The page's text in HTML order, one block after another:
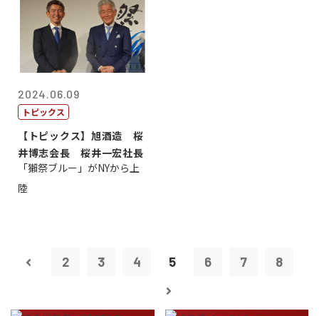
2024.06.09
トピックス
【トピックス】旭酒造 桜
井博志会長 桜井一宏社長
「獺祭ブルー」がNYから上
陸
2 3 4 5 6 7 8